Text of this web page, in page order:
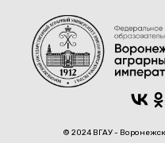
© 2024 ВГАУ -